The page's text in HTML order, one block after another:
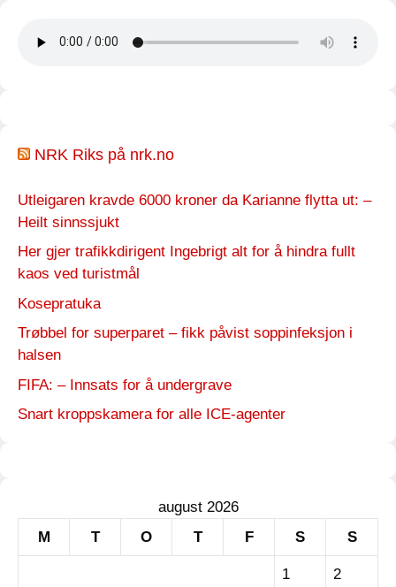
NRK Riks på nrk.no
Utleigaren kravde 6000 kroner da Karianne flytta ut: –
Heilt sinnssjukt
Her gjer trafikkdirigent Ingebrigt alt for å hindra fullt
kaos ved turistmål
Kosepratuka
Trøbbel for superparet – fikk påvist soppinfeksjon i
halsen
FIFA: – Innsats for å undergrave
Snart kroppskamera for alle ICE-agenter
august 2026
M
T O T F S S
1 2